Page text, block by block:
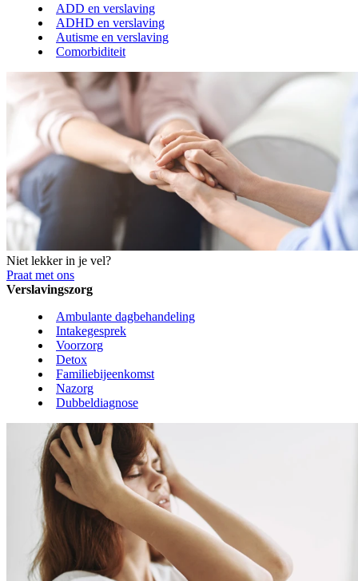
ADD en verslaving
ADHD en verslaving
Autisme en verslaving
Comorbiditeit
Niet lekker in je vel?
Praat met ons
Verslavingszorg
Ambulante dagbehandeling
Intakegesprek
Voorzorg
Detox
Familiebijeenkomst
Nazorg
Dubbeldiagnose